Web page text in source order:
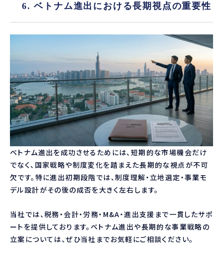
6. ベトナム進出における長期視点の重要性
ベトナム進出を成功させるためには、短期的な市場機会だけ
でなく、国家戦略や制度変化を踏まえた長期的な視点が不可
欠です。特に進出初期段階では、制度理解・立地選定・事業モ
デル設計がその後の成否を大きく左右します。
当社では、税務・会計・労務・M&A・進出支援まで一貫したサポ
ートを提供しております。ベトナム進出や長期的な事業戦略の
立案については、ぜひ当社までお気軽にご相談ください。